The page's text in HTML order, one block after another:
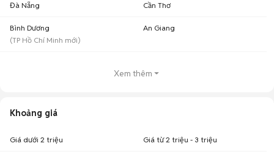
Đà Nẵng Cần Thơ
Bình Dương
(TP Hồ Chí Minh mới)
An Giang
Xem thêm
Khoảng giá
Giá dưới 2 triệu Giá từ 2 triệu - 3 triệu